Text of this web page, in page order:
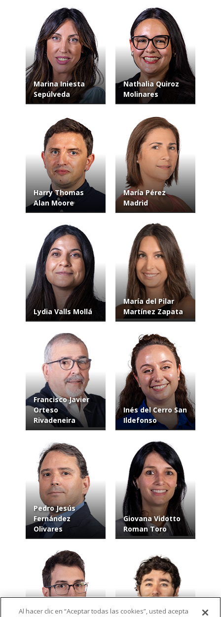
Marina Iniesta
Sepúlveda
Nathalia Quiroz
Molinares
Harry Thomas
Alan Moore
María Pérez
Madrid
Lydia Valls Mollá
María del Pilar
Martínez Zapata
Francisco Javier
Orteso
Rivadeneira
Inés del Cerro San
Ildefonso
Pedro Jesús
Fernández
Olivares
Giovana Vidotto
Roman Toro
Al hacer clic en “Aceptar todas las cookies”, usted acepta